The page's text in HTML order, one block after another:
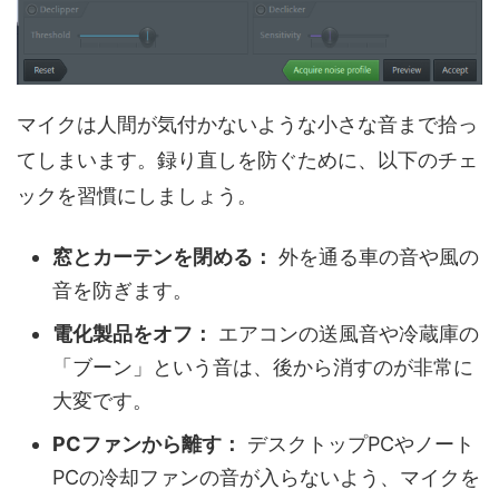
マイクは人間が気付かないような小さな音まで拾っ
てしまいます。録り直しを防ぐために、以下のチェ
ックを習慣にしましょう。
窓とカーテンを閉める： 外を通る車の音や風の
音を防ぎます。
電化製品をオフ：
エアコンの送風音や冷蔵庫の
「ブーン」という音は、後から消すのが非常に
大変です。
PCファンから離す：
デスクトップPCやノート
PCの冷却ファンの音が入らないよう、マイクを